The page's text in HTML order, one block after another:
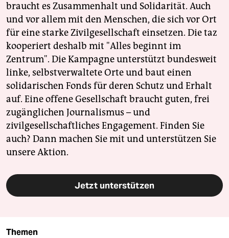
braucht es Zusammenhalt und Solidarität. Auch
und vor allem mit den Menschen, die sich vor Ort
für eine starke Zivilgesellschaft einsetzen. Die taz
kooperiert deshalb mit "Alles beginnt im
Zentrum". Die Kampagne unterstützt bundesweit
linke, selbstverwaltete Orte und baut einen
solidarischen Fonds für deren Schutz und Erhalt
auf. Eine offene Gesellschaft braucht guten, frei
zugänglichen Journalismus – und
zivilgesellschaftliches Engagement. Finden Sie
auch? Dann machen Sie mit und unterstützen Sie
unsere Aktion.
Jetzt unterstützen
Themen